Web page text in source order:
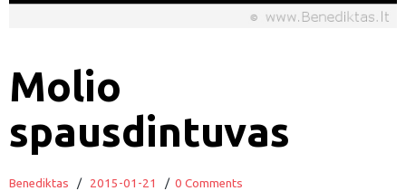
Molio
spausdintuvas
Benediktas / 2015-01-21 / 0 Comments